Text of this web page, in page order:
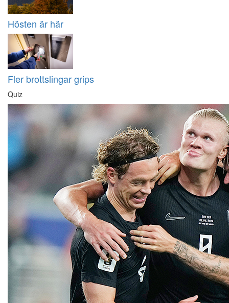
Hösten är här
Fler brottslingar grips
Quiz